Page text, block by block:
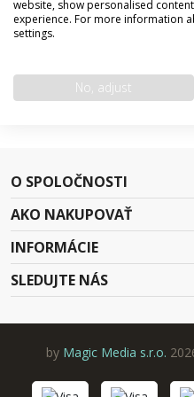
O SPOLOČNOSTI
AKO NAKUPOVAŤ
INFORMÁCIE
SLEDUJTE NÁS
by Magic Media s.r.o.
website, show personalised
experience. For more information
settings.
No, adjust